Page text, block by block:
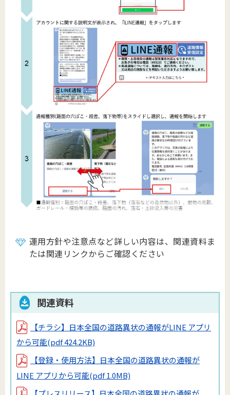
運用方針や注意点など詳しい内容は、関連資料ま
たは関連リンクからご確認ください
関連資料
【チラシ】日本全国の道路異状の通報がLINE アプリ
から可能(pdf 424.2KB)
【登録・使用方法】日本全国の道路異状の通報が
LINE アプリから可能(pdf 1.0MB)